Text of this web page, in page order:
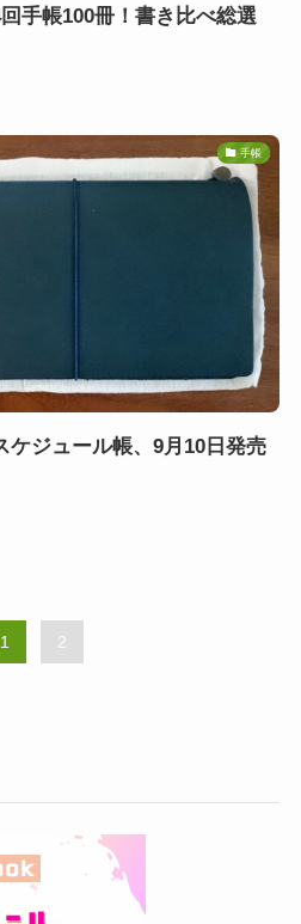
手帳100冊！書き比べ総選
手帳
ケジュール帳、9月10日発売
1 2